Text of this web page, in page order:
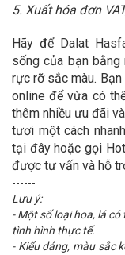
5. Xuất hóa đơn
Hãy để Dalat
sống của bạn
rực rỡ sắc màu.
online để vừa có
thêm nhiều ưu đãi
tươi một cách
tại đây hoặc gọi
được tư vấn và hỗ
------
Lưu ý:
- Một số loại hoa, lá
tình hình thực tế.
- Kiểu dáng, màu sắc